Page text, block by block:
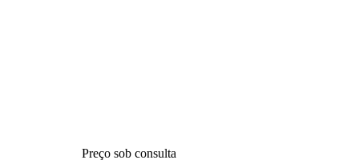
Preço sob consulta